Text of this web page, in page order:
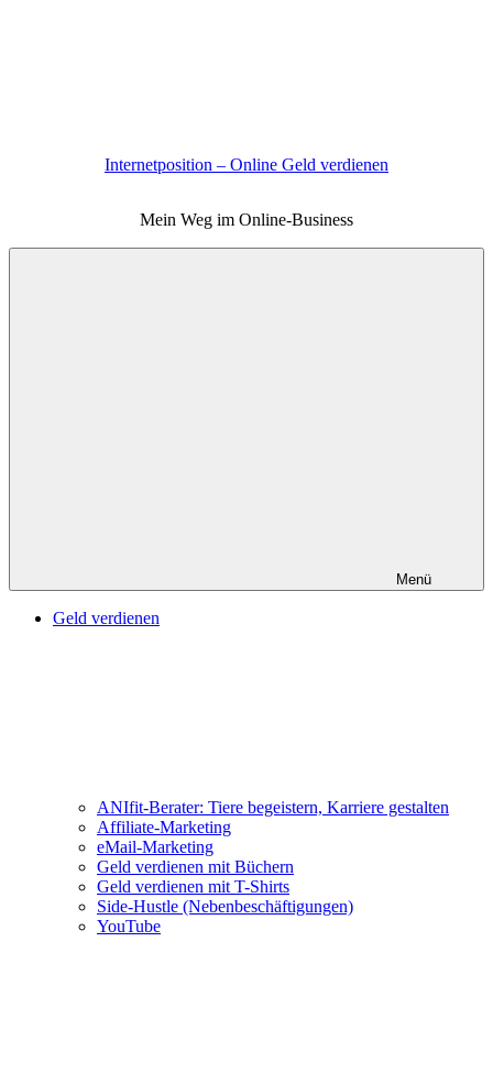
Internetposition – Online Geld verdienen
Mein Weg im Online-Business
Menü
Geld verdienen
ANIfit-Berater: Tiere begeistern, Karriere gestalten
Affiliate-Marketing
eMail-Marketing
Geld verdienen mit Büchern
Geld verdienen mit T-Shirts
Side-Hustle (Nebenbeschäftigungen)
YouTube